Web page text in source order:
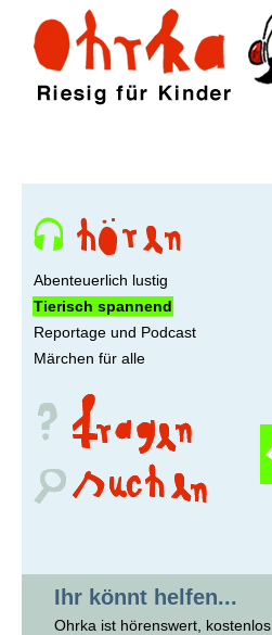
Abenteuerlich lustig
Tierisch spannend
Reportage und Podcast
Märchen für alle
Ihr könnt helfen...
Ohrka ist hörenswert, kostenlos